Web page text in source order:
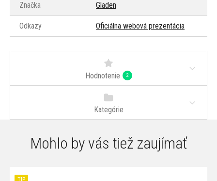
Značka Gladen
Odkazy Oficiálna webová prezentácia
Hodnotenie 2
Kategórie
Mohlo by vás tiež zaujímať